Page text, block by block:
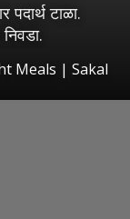
पदार्थ टाळा.
Meals | Sakal